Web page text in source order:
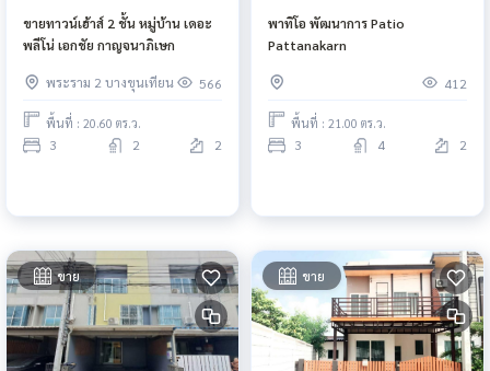
ขายทาวน์เฮ้าส์ 2 ชั้น หมู่บ้าน เดอะ
พลีโน่ เอกชัย กาญจนาภิเษก
พระราม 2 บางขุนเทียน 566
พื้นที่ : 20.60 ตร.ว.
3 2 2
พาทิโอ พัฒนาการ Patio
Pattanakarn
412
พื้นที่ : 21.00 ตร.ว.
3 4 2
ขาย ขาย